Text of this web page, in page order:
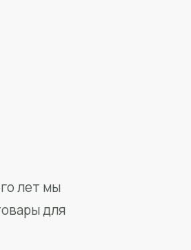
лет мы
для